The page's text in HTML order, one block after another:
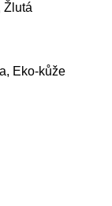
Žlutá
Eko-kůže